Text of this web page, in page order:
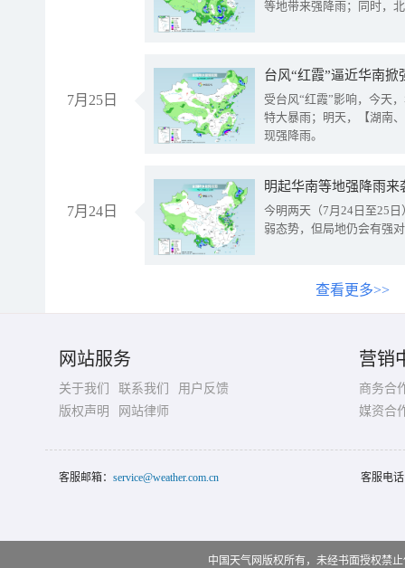
等地带来强降雨；同时，
7月25日
台风“红霞”逼近华南
受台风“红霞”影响，今天
特大暴雨；明天，【湖南
现强降雨。
7月24日
明起华南等地强降雨
今明两天（7月24日至25
弱态势，但局地仍会有强
查看更多>>
网站服务
关于我们 联系我们
用户反馈
版权声明
网站律师
营销
商务合
媒资合
客服邮箱： service@weather.com.cn 客服电
中国天气网版权所有，未经书面授权